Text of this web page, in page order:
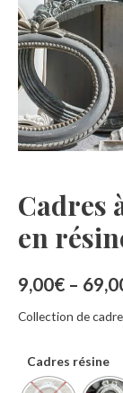
Cadres
en
9,00€ –
Collection de
Cadres résine